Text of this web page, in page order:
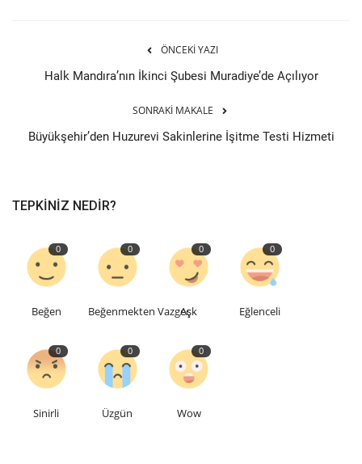
ÖNCEKI YAZI
Halk Mandıra’nın İkinci Şubesi Muradiye’de Açılıyor
SONRAKI MAKALE
Büyükşehir’den Huzurevi Sakinlerine İşitme Testi Hizmeti
TEPKINIZ NEDIR?
0
Beğen
0
Beğenmekten Vazgeç
0
Aşk
0
Eğlenceli
0
Sinirli
0
Üzgün
0
Wow